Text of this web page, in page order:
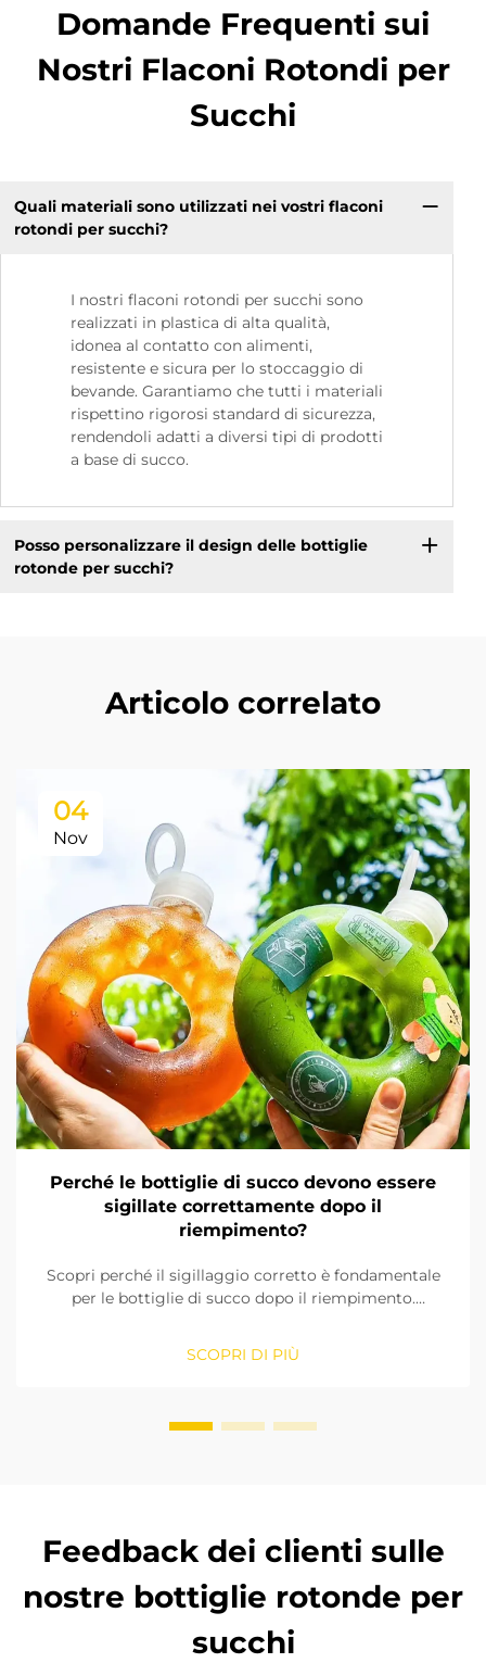
Domande Frequenti sui
Nostri Flaconi Rotondi per
Succhi
Quali materiali sono utilizzati nei vostri flaconi
rotondi per succhi?
I nostri flaconi rotondi per succhi sono
realizzati in plastica di alta qualità,
idonea al contatto con alimenti,
resistente e sicura per lo stoccaggio di
bevande. Garantiamo che tutti i materiali
rispettino rigorosi standard di sicurezza,
rendendoli adatti a diversi tipi di prodotti
a base di succo.
Posso personalizzare il design delle bottiglie
rotonde per succhi?
Articolo correlato
04
Nov
Perché le bottiglie di succo devono essere
sigillate correttamente dopo il
riempimento?
Scopri perché il sigillaggio corretto è fondamentale
per le bottiglie di succo dopo il riempimento.
commerciale e garantisce la sicurezza del prodotto
grazie a soluzioni di sigillatura affidabili. Scopri di più
SCOPRI DI PIÙ
Feedback dei clienti sulle
nostre bottiglie rotonde per
succhi